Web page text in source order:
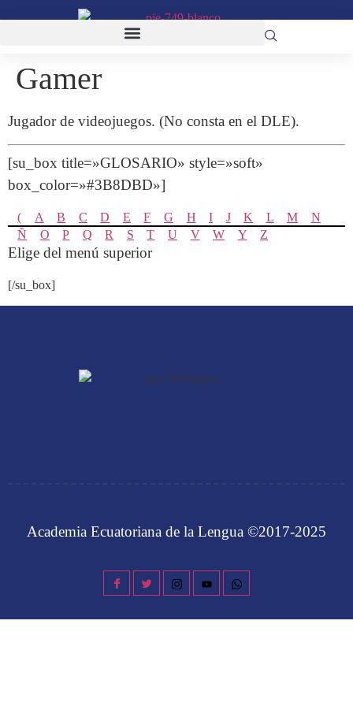
Gamer
Jugador de videojuegos. (No consta en el DLE).
[su_box title=»GLOSARIO» style=»soft»
box_color=»#3B8DBD»]
( A B C D E F G H I J K L M
N
Ñ
O P Q R S T U V W Y Z
Elige del menú superior
[/su_box]
Academia Ecuatoriana de la Lengua ©2017-2025